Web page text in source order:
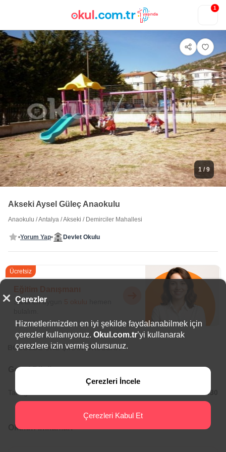
1
1 / 9
Akseki Aysel Güleç Anaokulu
Anaokulu /Antalya /Akseki / Demirciler Mahallesi
Yorum Yap Devlet Okulu
Ücretsiz
Sana en uygun
BÖLGEDE ÖNE ÇIKAN OKULLAR
Genel Bilgiler
Tam gün Okul Saatleri: 08:30/13:30
Okulun İmkanları
Çerezler
Hizmetlerimizden en iyi şekilde faydalanabilmek için
çerezler kullanıyoruz. Okul.com.tr’yi kullanarak
çerezlere izin vermiş olursunuz.
Çerezleri İncele
Çerezleri Kabul Et